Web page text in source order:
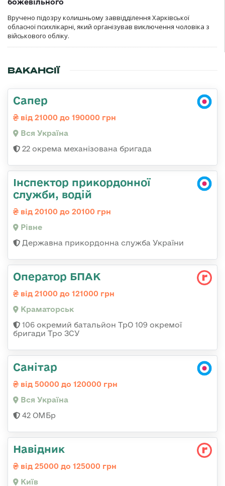
божевільного
Вручено підозру колишньому заввідділення Харківської
обласної психлікарні, який організував виключення чоловіка з
військового обліку.
ВАКАНСІЇ
Сапер
від 21000 до 190000 грн
Вся Україна
22 окрема механізована бригада
Інспектор прикордонної
служби, водій
від 20100 до 20100 грн
Рівне
Державна прикордонна служба України
Оператор БПАК
від 21000 до 121000 грн
Краматорськ
106 окремий батальйон ТрО 109 окремої
бригади Тро ЗСУ
Санітар
від 50000 до 120000 грн
Вся Україна
42 ОМБр
Навідник
від 25000 до 125000 грн
Київ